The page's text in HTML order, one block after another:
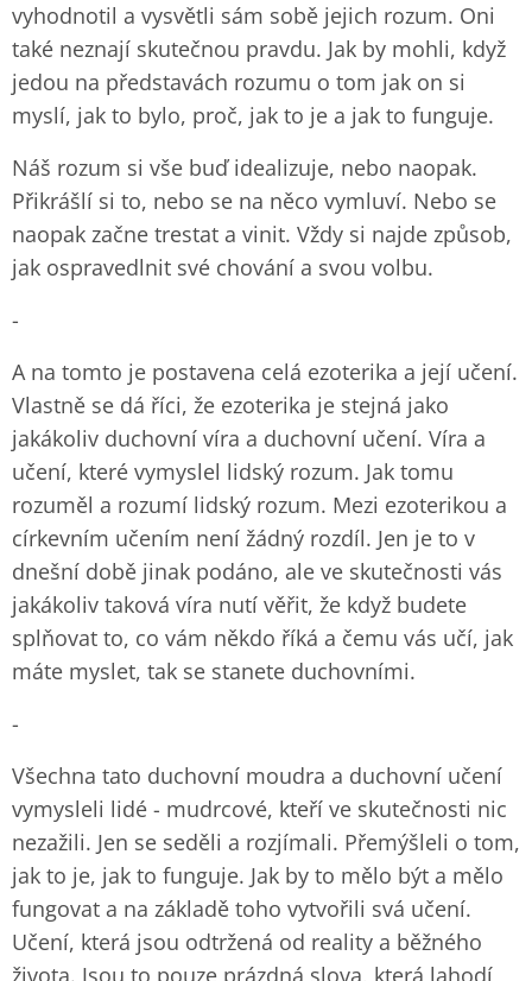
vyhodnotil a vysvětli sám sobě jejich rozum. Oni
také neznají skutečnou pravdu. Jak by mohli, když
jedou na představách rozumu o tom jak on si
myslí, jak to bylo, proč, jak to je a jak to funguje.
Náš rozum si vše buď idealizuje, nebo naopak.
Přikrášlí si to, nebo se na něco vymluví. Nebo se
naopak začne trestat a vinit. Vždy si najde způsob,
jak ospravedlnit své chování a svou volbu.
-
A na tomto je postavena celá ezoterika a její učení.
Vlastně se dá říci, že ezoterika je stejná jako
jakákoliv duchovní víra a duchovní učení. Víra a
učení, které vymyslel lidský rozum. Jak tomu
rozuměl a rozumí lidský rozum. Mezi ezoterikou a
církevním učením není žádný rozdíl. Jen je to v
dnešní době jinak podáno, ale ve skutečnosti vás
jakákoliv taková víra nutí věřit, že když budete
splňovat to, co vám někdo říká a čemu vás učí, jak
máte myslet, tak se stanete duchovními.
-
Všechna tato duchovní moudra a duchovní učení
vymysleli lidé - mudrcové, kteří ve skutečnosti nic
nezažili. Jen se seděli a rozjímali. Přemýšleli o tom,
jak to je, jak to funguje. Jak by to mělo být a mělo
fungovat a na základě toho vytvořili svá učení.
Učení, která jsou odtržená od reality a běžného
života. Jsou to pouze prázdná slova, která lahodí